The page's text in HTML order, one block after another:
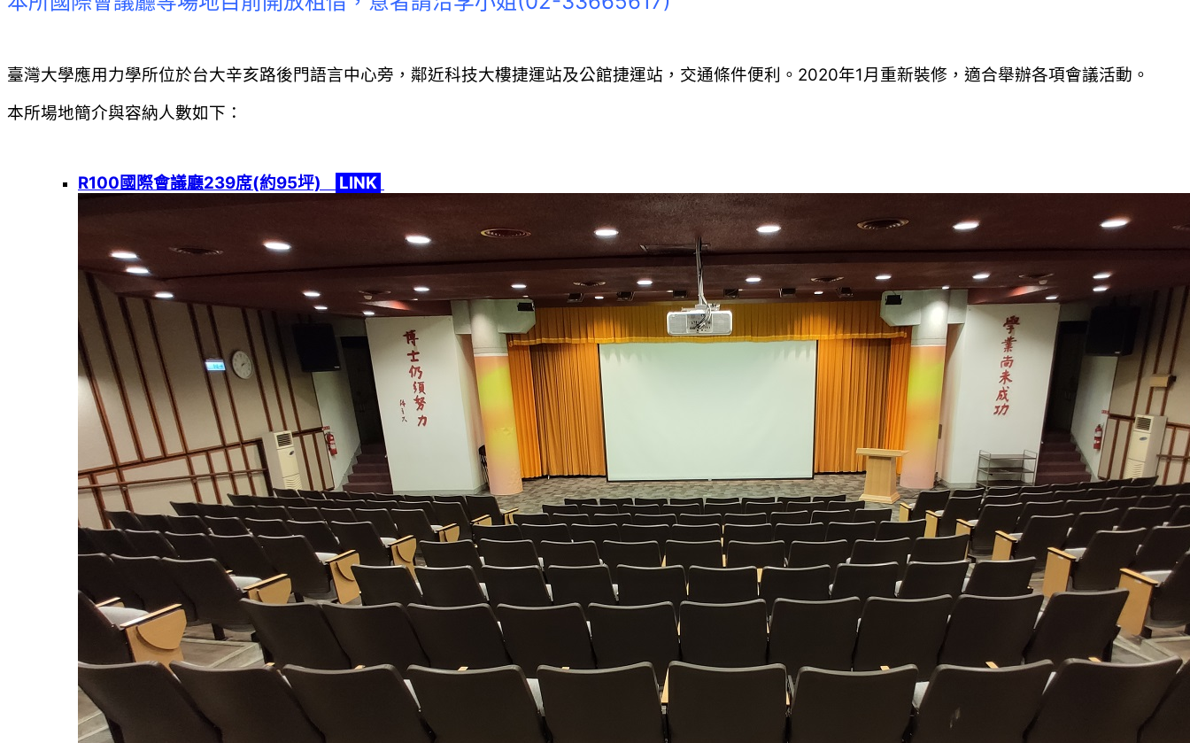
臺灣大學應用力學所位於台大辛亥路後門語言中心旁，鄰近科技大樓捷運站及公館捷運站，交通條件便利。2020年1月重新裝修，適合舉辦各項會議活動。
本所場地簡介與容納人數如下：
R100國際會議廳239席(約95坪) LINK